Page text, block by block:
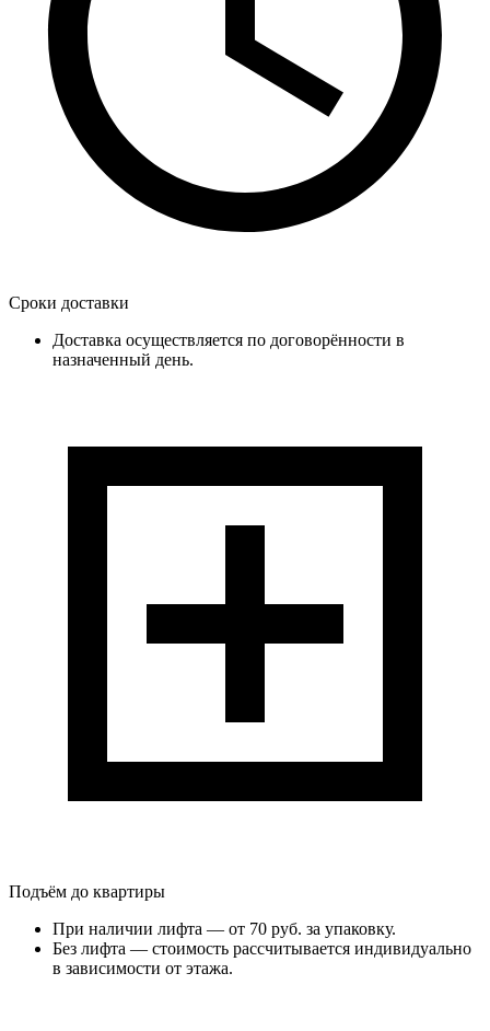
Сроки доставки
Доставка осуществляется по договорённости в
назначенный день.
Подъём до квартиры
При наличии лифта — от 70 руб. за упаковку.
Без лифта — стоимость рассчитывается индивидуально
в зависимости от этажа.